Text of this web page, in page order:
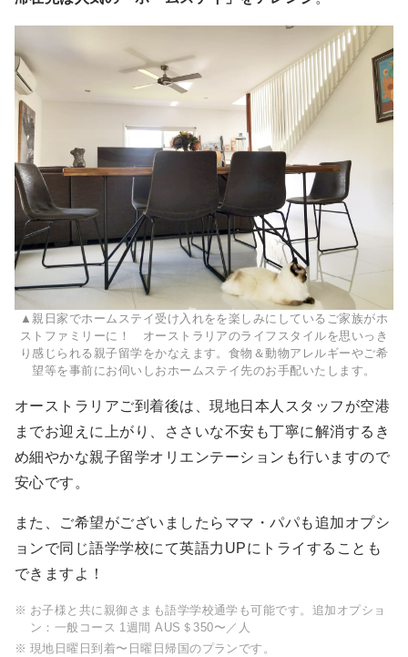
▲親日家でホームステイ受け入れをを楽しみにしているご家族がホ
ストファミリーに！ オーストラリアのライフスタイルを思いっき
り感じられる親子留学をかなえます。食物＆動物アレルギーやご希
望等を事前にお伺いしおホームステイ先のお手配いたします。
オーストラリアご到着後は、現地日本人スタッフが空港
までお迎えに上がり、ささいな不安も丁寧に解消するき
め細やかな親子留学オリエンテーションも行いますので
安心です。
また、ご希望がございましたらママ・パパも追加オプシ
ョンで同じ語学学校にて英語力UPにトライすることも
できますよ！
お子様と共に親御さまも語学学校通学も可能です。追加オプショ
ン：一般コース 1週間 AUS＄350〜／人
現地日曜日到着〜日曜日帰国のプランです。